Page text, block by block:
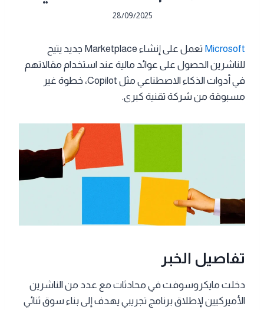
28/09/2025
Microsoft
تعمل على إنشاء Marketplace جديد يتيح
للناشرين الحصول على عوائد مالية عند استخدام مقالاتهم
في أدوات الذكاء الاصطناعي مثل Copilot، خطوة غير
مسبوقة من شركة تقنية كبرى.
تفاصيل الخبر
دخلت مايكروسوفت في محادثات مع عدد من الناشرين
الأميركيين لإطلاق برنامج تجريبي يهدف إلى بناء سوق ثنائي